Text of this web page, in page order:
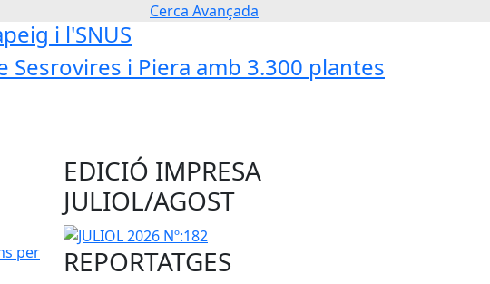
Cerca Avançada
i l'SNUS
i Piera amb 3.300 plantes
EDICIÓ IMPRESA
JULIOL/AGOST
REPORTATGES